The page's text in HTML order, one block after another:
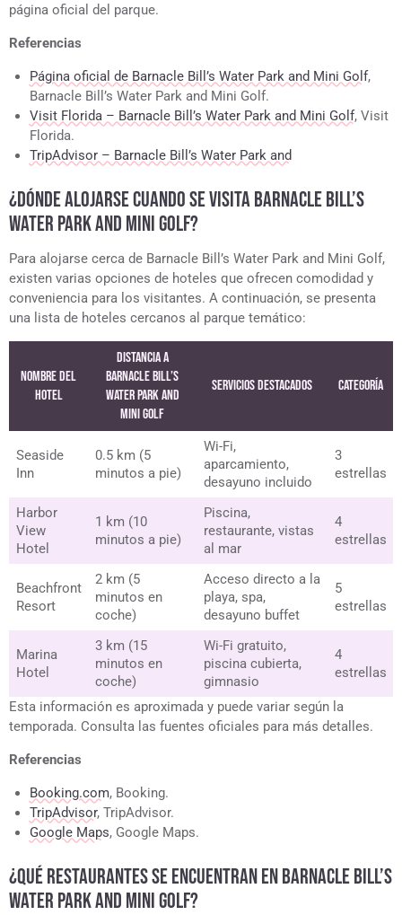
página oficial del parque.
Referencias
Página oficial de Barnacle Bill’s Water Park and Mini Golf,
Barnacle Bill’s Water Park and Mini Golf.
Visit Florida – Barnacle Bill’s Water Park and Mini Golf, Visit
Florida.
TripAdvisor – Barnacle Bill’s Water Park and
¿DÓNDE ALOJARSE CUANDO SE VISITA BARNACLE BILL’S
WATER PARK AND MINI GOLF?
Para alojarse cerca de Barnacle Bill’s Water Park and Mini Golf,
existen varias opciones de hoteles que ofrecen comodidad y
conveniencia para los visitantes. A continuación, se presenta
una lista de hoteles cercanos al parque temático:
Nombre del
Hotel
Distancia a
Barnacle Bill’s
Water Park and
Mini Golf
Servicios Destacados Categoría
Seaside
Inn
0.5 km (5
minutos a pie)
Wi-Fi,
aparcamiento,
desayuno incluido
3
estrellas
Harbor
View
Hotel
1 km (10
minutos a pie)
Piscina,
restaurante, vistas
al mar
4
estrellas
Beachfront
Resort
2 km (5
minutos en
coche)
Acceso directo a la
playa, spa,
desayuno buffet
5
estrellas
Marina
Hotel
3 km (15
minutos en
coche)
Wi-Fi gratuito,
piscina cubierta,
gimnasio
4
estrellas
Esta información es aproximada y puede variar según la
temporada. Consulta las fuentes oficiales para más detalles.
Referencias
Booking.com, Booking.
TripAdvisor, TripAdvisor.
Google Maps, Google Maps.
¿QUÉ RESTAURANTES SE ENCUENTRAN EN BARNACLE BILL’S
WATER PARK AND MINI GOLF?